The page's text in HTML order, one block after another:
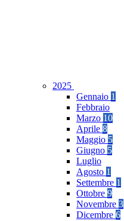
2025
Gennaio 1
Febbraio
Marzo 10
Aprile 8
Maggio 5
Giugno 5
Luglio
Agosto 1
Settembre 1
Ottobre 9
Novembre 3
Dicembre 6